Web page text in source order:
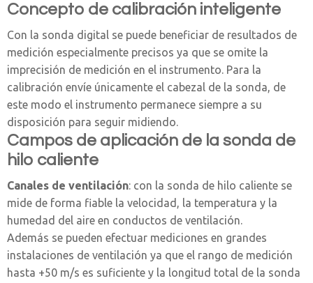
Concepto de calibración inteligente
Con la sonda digital se puede beneficiar de resultados de
medición especialmente precisos ya que se omite la
imprecisión de medición en el instrumento. Para la
calibración envíe únicamente el cabezal de la sonda, de
este modo el instrumento permanece siempre a su
disposición para seguir midiendo.
Campos de aplicación de la sonda de
hilo caliente
Canales de ventilación: con la sonda de hilo caliente se
mide de forma fiable la velocidad, la temperatura y la
humedad del aire en conductos de ventilación.
Además se pueden efectuar mediciones en grandes
instalaciones de ventilación ya que el rango de medición
hasta +50 m/s es suficiente y la longitud total de la sonda